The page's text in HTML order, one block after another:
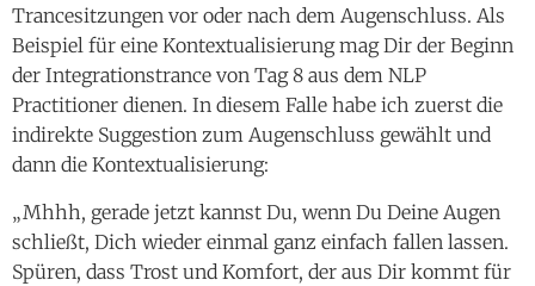
Trancesitzungen vor oder nach dem Augenschluss. Als
Beispiel für eine Kontextualisierung mag Dir der Beginn
der Integrationstrance von Tag 8 aus dem NLP
Practitioner dienen. In diesem Falle habe ich zuerst die
indirekte Suggestion zum Augenschluss gewählt und
dann die Kontextualisierung:
„Mhhh, gerade jetzt kannst Du, wenn Du Deine Augen
schließt, Dich wieder einmal ganz einfach fallen lassen.
Spüren, dass Trost und Komfort, der aus Dir kommt für